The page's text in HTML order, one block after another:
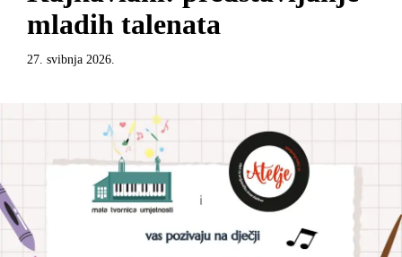
mladih talenata
27. svibnja 2026.